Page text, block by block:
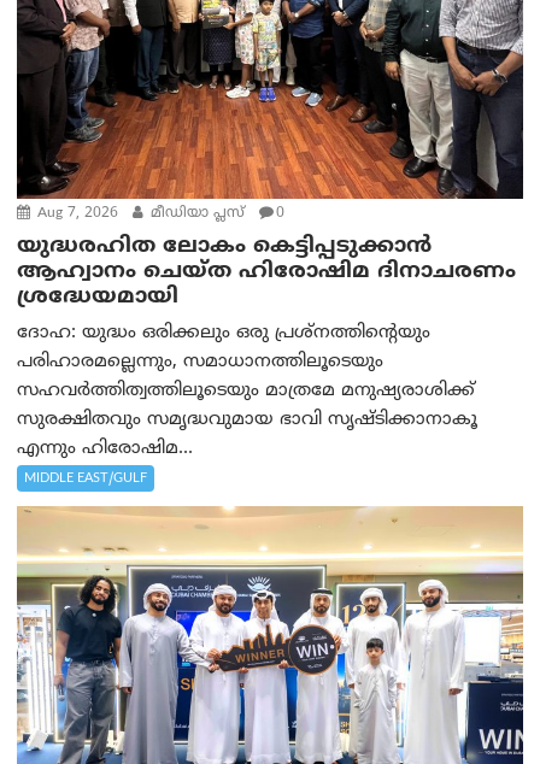
Aug 7, 2026 മീഡിയാ പ്ലസ് 0
യുദ്ധരഹിത ലോകം കെട്ടിപ്പടുക്കാന്‍
ആഹ്വാനം ചെയ്ത ഹിരോഷിമ ദിനാചരണം
ശ്രദ്ധേയമായി
ദോഹ: യുദ്ധം ഒരിക്കലും ഒരു പ്രശ്‌നത്തിന്റെയും
പരിഹാരമല്ലെന്നും, സമാധാനത്തിലൂടെയും
സഹവര്‍ത്തിത്വത്തിലൂടെയും മാത്രമേ മനുഷ്യരാശിക്ക്
സുരക്ഷിതവും സമൃദ്ധവുമായ ഭാവി സൃഷ്ടിക്കാനാകൂ
എന്നും ഹിരോഷിമ...
MIDDLE EAST/GULF